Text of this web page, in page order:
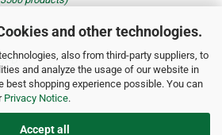
and other technologies.
also from third-party suppliers, to
and analyze the usage of our website in
best shopping experience possible. You can
Privacy Notice.
Accept all
parcel*